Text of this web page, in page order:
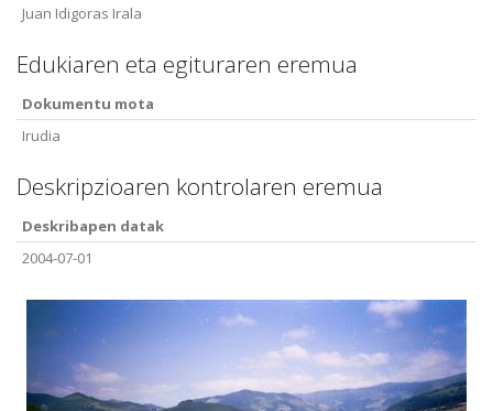
Juan Idigoras Irala
Edukiaren eta egituraren eremua
Dokumentu mota
Irudia
Deskripzioaren kontrolaren eremua
Deskribapen datak
2004-07-01